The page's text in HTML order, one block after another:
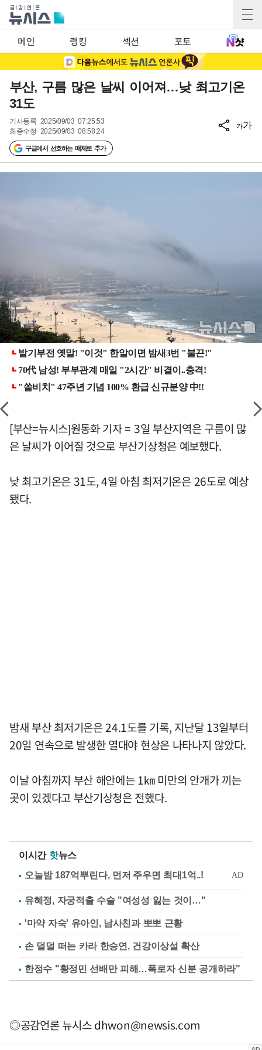
메인 랭킹 섹션 포토
부산, 구름 많은 날씨 이어져…낮 최고기온
31도
기사등록 2025/09/03 07:25:53
최종수정 2025/09/03 08:58:24
구글에서 선호하는 매체로 추가
가가
[부산=뉴시스]원동화 기자 = 3일 부산지역은 구름이 많
은 날씨가 이어질 것으로 부산기상청은 예보했다.
낮 최고기온은 31도, 4일 아침 최저기온은 26도로 예상
됐다.
밤새 부산 최저기온은 24.1도를 기록, 지난달 13일부터
20일 연속으로 발생한 열대야 현상은 나타나지 않았다.
이날 아침까지 부산 해안에는 1㎞ 미만의 안개가 끼는
곳이 있겠다고 부산기상청은 전했다.
이시간 핫뉴스
유혜정, 자궁적출 수술 "여성성 잃는 것이…"
'마약 자숙' 유아인, 남사친과 뽀뽀 근황
손 덜덜 떠는 카라 한승연, 건강이상설 확산
한정수 "황정민 선배만 피해…폭로자 신분 공개하라"
◎공감언론 뉴시스dhwon@newsis.com